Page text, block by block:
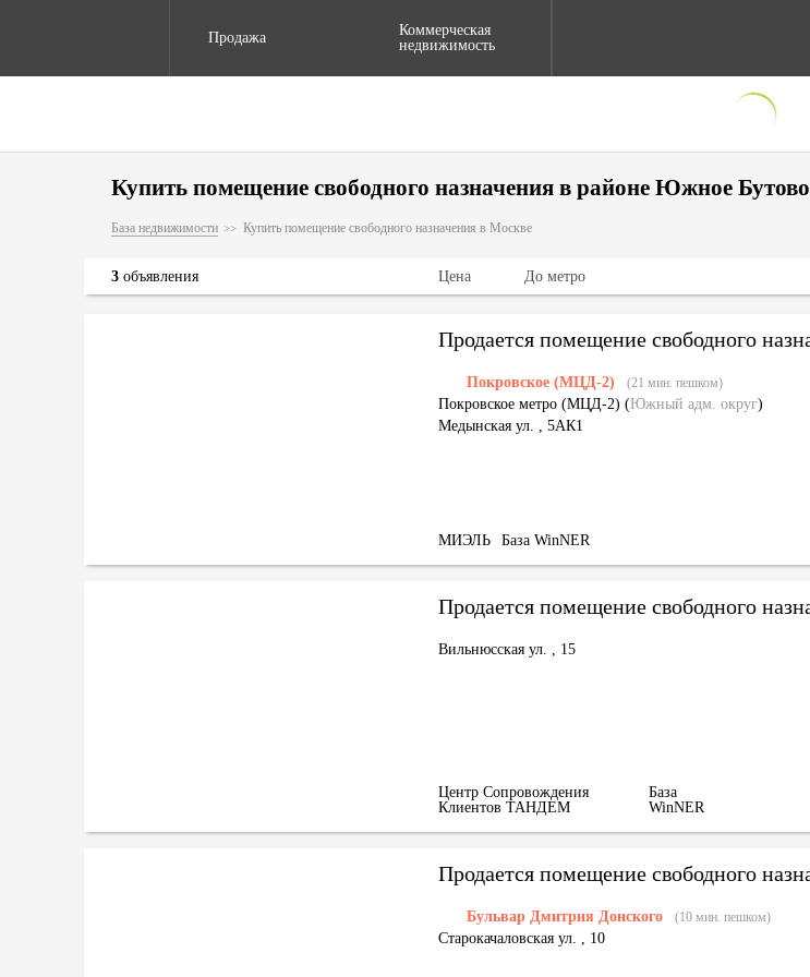
Продажа
Коммерческая
недвижимость
Купить помещение свободного назначения в районе Южное Бутово
База недвижимости Купить помещение свободного назначения в Москве
Покровское (МЦД-2) (21 мин. пешком)
Покровское метро (МЦД-2) (Южный адм. округ)
Медынская ул. , 5АК1
МИЭЛЬ База WinNER
Вильнюсская ул. , 15
Центр Сопровождения
Клиентов ТАНДЕМ
База
WinNER
Бульвар Дмитрия Донского (10 мин. пешком)
Старокачаловская ул. , 10
3 объявления Цена До метро